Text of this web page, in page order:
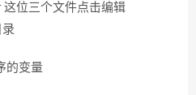
这位三个文件点击编辑
的变量